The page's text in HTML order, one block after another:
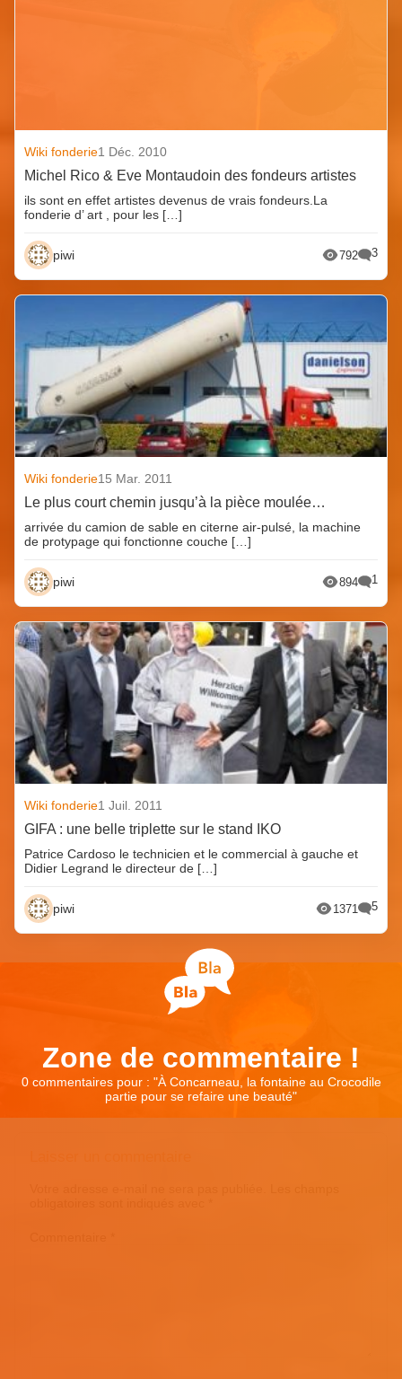
Wiki fonderie1 Déc. 2010
Michel Rico & Eve Montaudoin des fondeurs artistes
ils sont en effet artistes devenus de vrais fondeurs.La
fonderie d’ art , pour les […]
piwi 792 3
Wiki fonderie15 Mar. 2011
Le plus court chemin jusqu’à la pièce moulée…
arrivée du camion de sable en citerne air-pulsé, la machine
de protypage qui fonctionne couche […]
piwi 894 1
Wiki fonderie1 Juil. 2011
GIFA : une belle triplette sur le stand IKO
Patrice Cardoso le technicien et le commercial à gauche et
Didier Legrand le directeur de […]
piwi 1371 5
Zone de commentaire !
0 commentaires pour : "À Concarneau, la fontaine au Crocodile
partie pour se refaire une beauté"